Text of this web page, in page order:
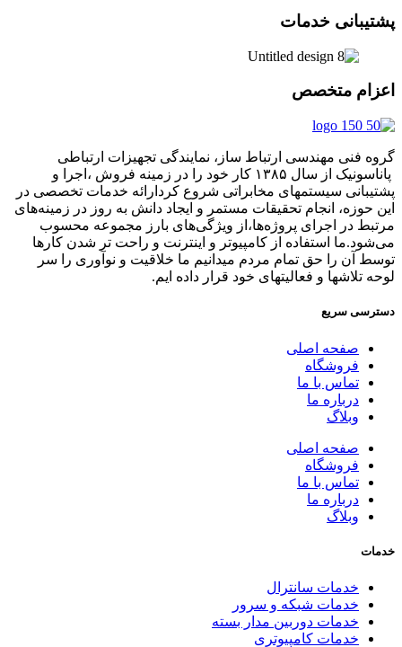
پشتیبانی خدمات
اعزام متخصص
گروه فنی مهندسی ارتباط ساز، نمایندگی تجهیزات ارتباطی
پاناسونیک از سال ۱۳۸۵ کار خود را در زمینه فروش ،اجرا و
پشتیبانی سیستمهای مخابراتی شروع کردارائه خدمات تخصصی در
این حوزه، انجام تحقیقات مستمر و ایجاد دانش به‌ روز در زمینه‌های
مرتبط در اجرای پروژه‌ها،از ویژگی‌های بارز مجموعه محسوب
می‌شود.ما استفاده از کامپیوتر و اینترنت و راحت تر شدن کارها
توسط آن را حق تمام مردم میدانیم ما خلاقیت و نوآوری را سر
لوحه تلاشها و فعالیتهای خود قرار داده ایم.
دسترسی سریع
صفحه اصلی
فروشگاه
تماس با ما
درباره ما
وبلاگ
صفحه اصلی
فروشگاه
تماس با ما
درباره ما
وبلاگ
خدمات
خدمات سانترال
خدمات شبکه و سرور
خدمات دوربین مدار بسته
خدمات کامپیوتری